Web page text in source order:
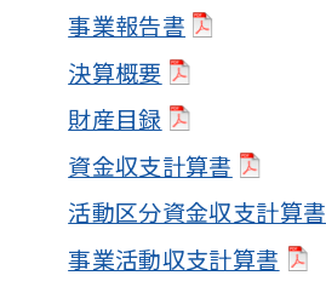
事業報告書
決算概要
財産目録
資金収支計算書
活動区分資金収支計算書
事業活動収支計算書